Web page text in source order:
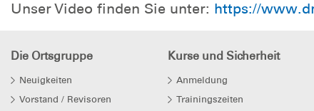
Unser Video finden Sie unter: https://
Die Ortsgruppe
Neuigkeiten
Vorstand / Revisoren
Kurse und Sicherheit
Anmeldung
Trainingszeiten